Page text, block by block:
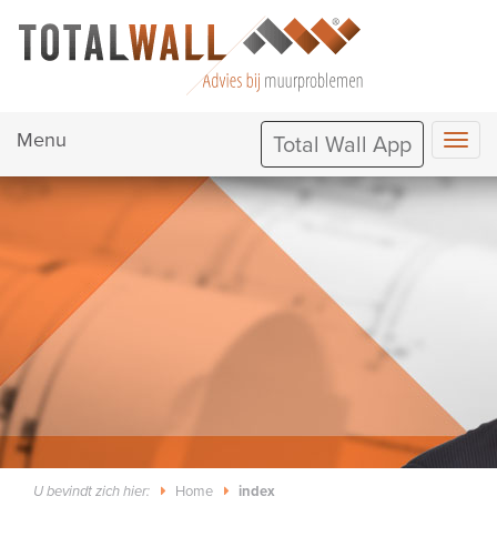
Total Wall App
Menu
U bevindt zich hier: Home index